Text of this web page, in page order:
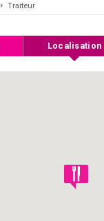
Traiteur
Localisation